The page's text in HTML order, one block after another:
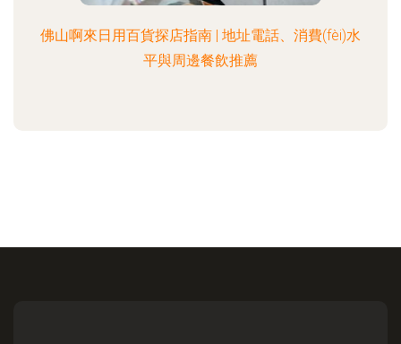
佛山啊來日用百貨探店指南 | 地址電話、消費(fèi)水
平與周邊餐飲推薦